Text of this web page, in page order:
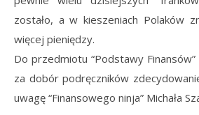
zostało, a w kieszeniach Polaków
więcej pieniędzy.
Do przedmiotu “Podstawy
za dobór podręczników
uwagę “Finansowego ninja” Michała